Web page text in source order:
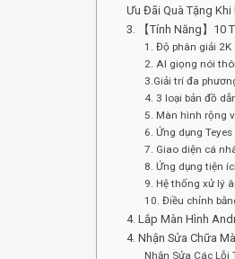
Ưu Đãi Quà Tặng
3. 【Tính Năng】10
1. Độ phân giải 2K
2. AI giọng nói
3.Giải trí đa
4. 3 loại bản đồ
5. Màn hình rộng
6. Ứng dụng
7. Giao diện cá
8. Ứng dụng tiện
9. Hệ thống xử lý
10. Điều chỉnh
4. Lắp Màn Hình
4. Nhận Sửa Chữa
Nhận Sửa Các Lỗi